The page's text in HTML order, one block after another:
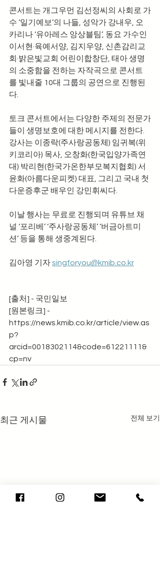
콘서트는 개그우먼 김선정씨의 사회로 가
수 ‘일기예보’의 나들, 성악가 강내우, 오
카리나 ‘유아레스 앙상블팀’, 동요 가수인
이서현·육예서양, 김지우양, 신촌감리교
회·밝은빛교회 어린이합창단, 태아 생명
의 소중함을 전하는 자작곡으로 콘서트
를 빛내줄 10대 그룹의 공연으로 진행된
다.
토크 콘서트에서는 다양한 주제의 전문가
들이 생명보호에 대한 메시지를 전한다.
강사는 이종락(주사랑공동체) 임귀복(위
키코리아) 목사, 오창화(한국입양가족연
대) 박리현(한국가온한부모복지협회) 서
윤화(아름다운피켓) 대표, 그리고 국내 첫
다운증후군 배우인 강민휘씨다.
이날 행사는 무료로 진행되며 유튜브 채
널 ‘포리베’ ‘주사랑공동체’ ‘버금아트미
션’ 등을 통해 생중계된다.
김아영 기자 singforyou@kmib.co.kr
[출처] - 국민일보
[원본링크] -
https://news.kmib.co.kr/article/view.as
p?
arcid=0018302114&code=61221111&
cp=nv
최근 게시물 전체 보기